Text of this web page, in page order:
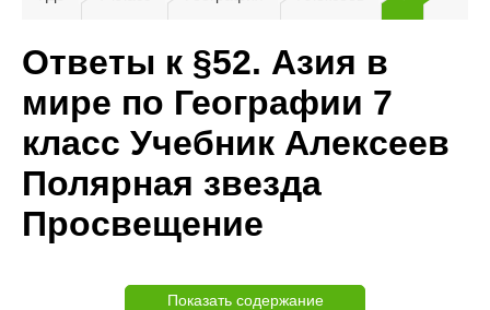
Ответы к §52. Азия в
мире по Географии 7
класс Учебник Алексеев
Полярная звезда
Просвещение
Показать содержание